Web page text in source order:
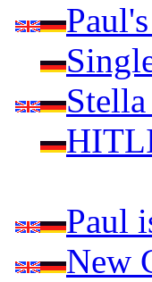
Paul
New